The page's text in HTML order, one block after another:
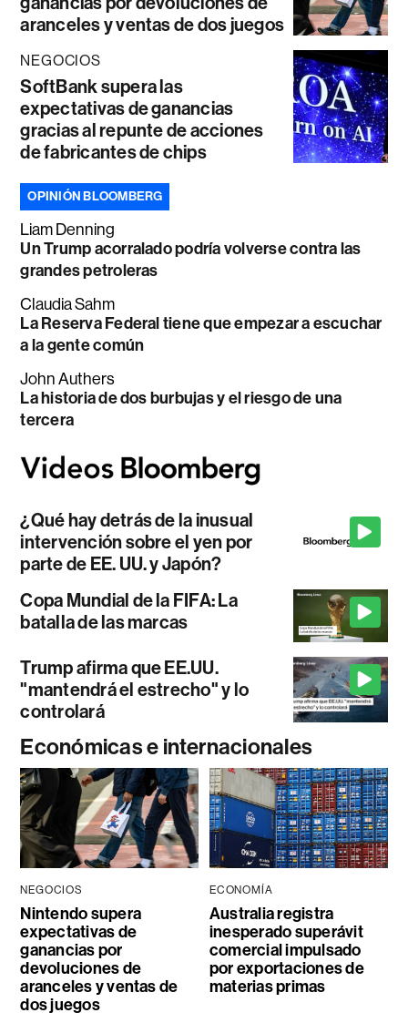
aranceles y ventas de dos juegos
NEGOCIOS
SoftBank supera las
expectativas de ganancias
gracias al repunte de acciones
de fabricantes de chips
OPINIÓN BLOOMBERG
Liam Denning
Un Trump acorralado podría volverse contra las
grandes petroleras
Claudia Sahm
La Reserva Federal tiene que empezar a escuchar
a la gente común
John Authers
La historia de dos burbujas y el riesgo de una
tercera
¿Qué hay detrás de la inusual
intervención sobre el yen por
parte de EE. UU. y Japón?
Copa Mundial de la FIFA: La
batalla de las marcas
Trump afirma que EE.UU.
"mantendrá el estrecho" y lo
controlará
Económicas e internacionales
NEGOCIOS
Nintendo supera
expectativas de
ganancias por
devoluciones de
aranceles y ventas de
dos juegos
ECONOMÍA
Australia registra
inesperado superávit
comercial impulsado
por exportaciones de
materias primas